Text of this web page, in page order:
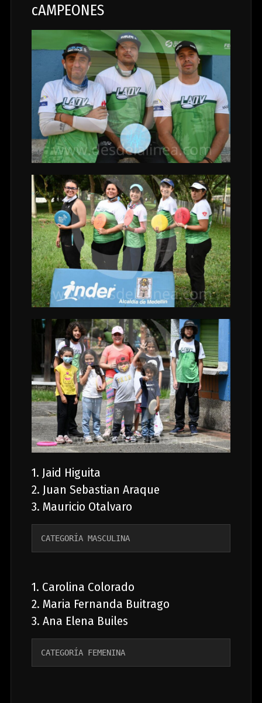
cAMPEONES
1. Jaid Higuita
2. Juan Sebastian Araque
3. Mauricio Otalvaro
CATEGORÍA MASCULINA
1. Carolina Colorado
2. Maria Fernanda Buitrago
3. Ana Elena Builes
CATEGORÍA FEMENINA